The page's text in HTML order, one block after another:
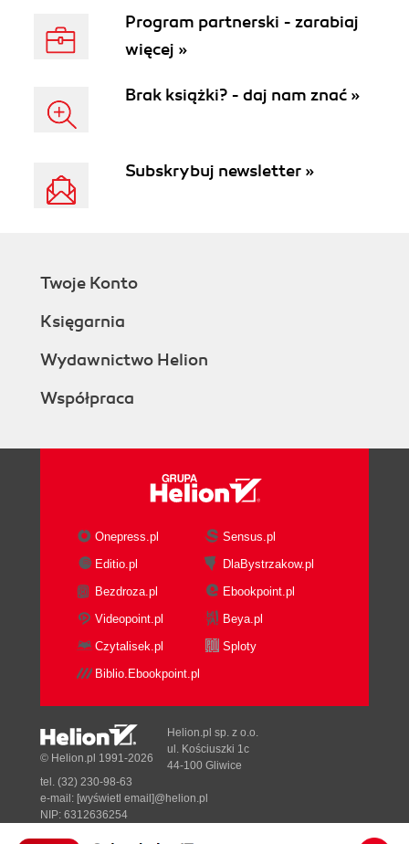
Program partnerski - zarabiaj
więcej »
Brak książki? - daj nam znać »
Subskrybuj newsletter »
Twoje Konto
Księgarnia
Wydawnictwo Helion
Współpraca
Onepress.pl
Sensus.pl
Editio.pl
DlaBystrzakow.pl
Bezdroza.pl
Ebookpoint.pl
Videopoint.pl
Beya.pl
Czytalisek.pl
Sploty
Biblio.Ebookpoint.pl
© Helion.pl 1991-2026
Helion.pl sp. z o.o.
ul. Kościuszki 1c
44-100 Gliwice
tel. (32) 230-98-63
e-mail: [wyświetl email]@helion.pl
NIP: 6312636254